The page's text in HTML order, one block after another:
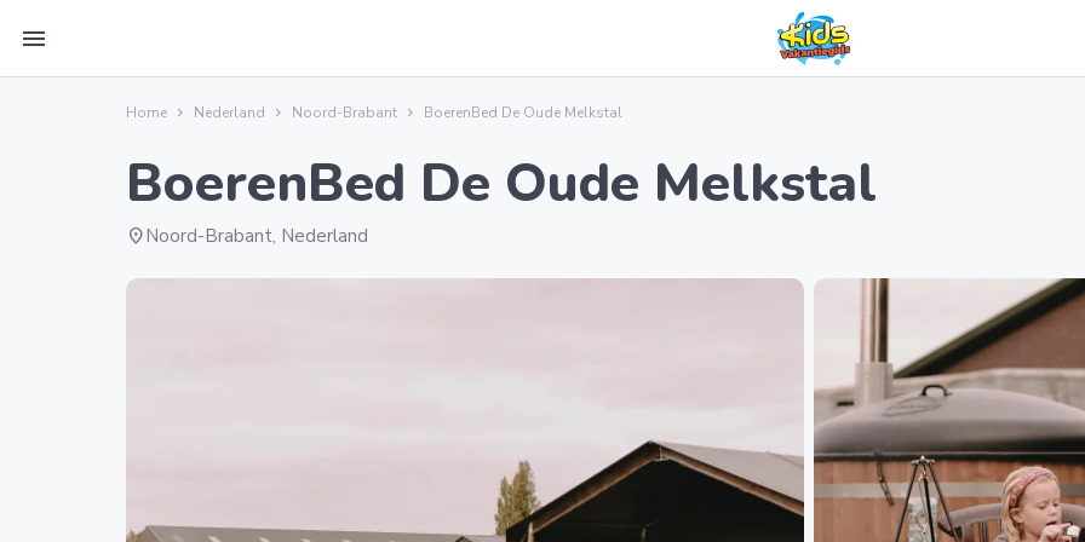
menu
Home Nederland Noord-Brabant BoerenBed De Oude Melkstal
BoerenBed De Oude Melkstal
location_onNoord-Brabant, Nederland